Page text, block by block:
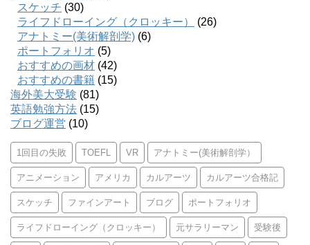
スケッチ (30)
ライフドローイング（クロッキー）
(26)
アナトミー(美術解剖学) (6)
ポートフォリオ (5)
おすすめの画材 (42)
おすすめの書籍 (15)
海外美大受験 (81)
英語勉強方法 (15)
ブログ運営 (10)
1回目の失敗 TOEFL VR アナトミー(美術解剖学）
アニメーション アメリカ カルアーツ カルアーツ合格記
スケッチ ファインアート ブログ ポートフォリオ
ライフドローイング（クロッキー） 元サラリーマン 受験後